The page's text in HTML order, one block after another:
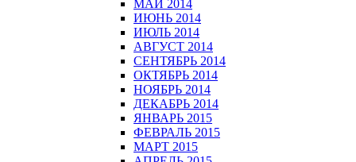
МАЙ 2014
ИЮНЬ 2014
ИЮЛЬ 2014
АВГУСТ 2014
СЕНТЯБРЬ 2014
ОКТЯБРЬ 2014
НОЯБРЬ 2014
ДЕКАБРЬ 2014
ЯНВАРЬ 2015
ФЕВРАЛЬ 2015
МАРТ 2015